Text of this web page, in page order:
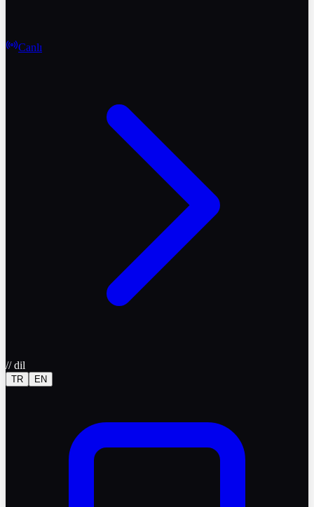
Canlı
//dil
TR EN